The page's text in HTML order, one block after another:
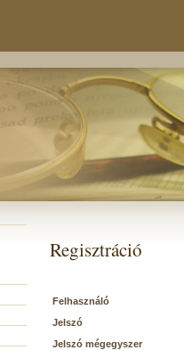
Regisztráció
Felhasználó
Jelszó
Jelszó mégegyszer